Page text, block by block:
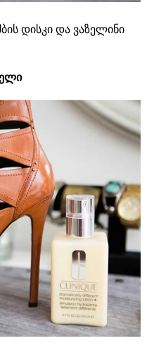
დისკი და ვაზელინი